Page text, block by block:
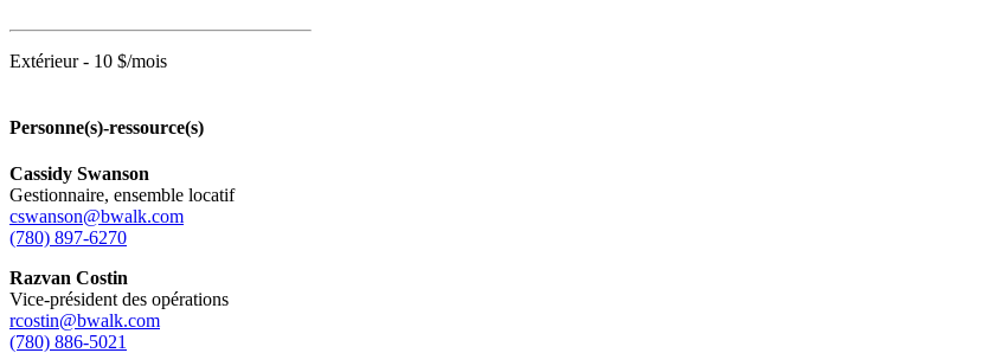
Extérieur - 10 $/mois
Personne(s)-ressource(s)
Cassidy Swanson
Gestionnaire, ensemble locatif
cswanson@bwalk.com
(780) 897-6270
Razvan Costin
Vice-président des opérations
rcostin@bwalk.com
(780) 886-5021